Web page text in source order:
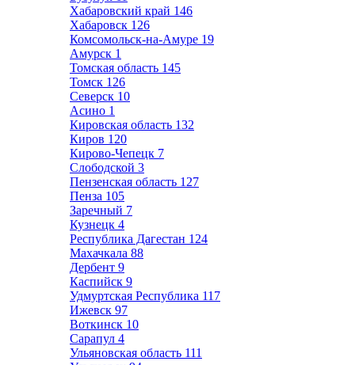
Хабаровский край 146
Хабаровск 126
Комсомольск-на-Амуре 19
Амурск 1
Томская область 145
Томск 126
Северск 10
Асино 1
Кировская область 132
Киров 120
Кирово-Чепецк 7
Слободской 3
Пензенская область 127
Пенза 105
Заречный 7
Кузнецк 4
Республика Дагестан 124
Махачкала 88
Дербент 9
Каспийск 9
Удмуртская Республика 117
Ижевск 97
Воткинск 10
Сарапул 4
Ульяновская область 111